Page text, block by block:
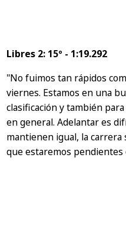
Libres 2: 15º - 1:19.292
"No fuimos tan rápidos
viernes. Estamos en una
clasificación y también
en general. Adelantar es
mantienen igual, la
que estaremos pendientes